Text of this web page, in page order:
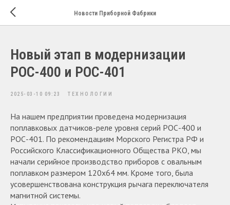
Новости Приборной Фабрики
Новый этап в модернизации
РОС-400 и РОС-401
2025-03-10 09:23 ТЕХНОЛОГИИ
На нашем предприятии проведена модернизация
поплавковых датчиков-реле уровня серий РОС-400 и
РОС-401. По рекомендациям Морского Регистра РФ и
Российского Классификационного Общества РКО, мы
начали серийное производство приборов с овальным
поплавком размером 120х64 мм. Кроме того, была
усовершенствована конструкция рычага переключателя
магнитной системы.